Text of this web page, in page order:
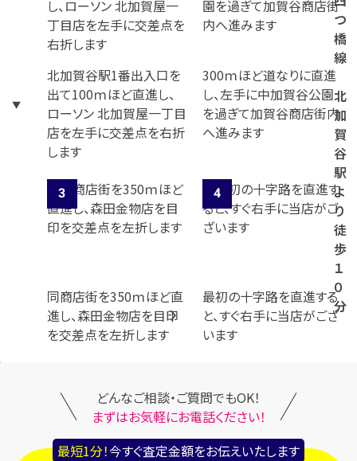
つ
橋
線
北
加
賀
谷
駅
よ
り
徒
歩
１
０
分
北加賀谷駅1番出入口を
出て100ｍほど直進し、
ローソン 北加賀屋一丁目
店を左手に交差点を右折
します
300ｍほど道なりに直進
し、左手に中加賀谷公園
を過ぎて加賀谷商店街内
へ進みます
同商店街を350ｍほど直
進し、森田金物店を目印
を交差点を左折します
最初の十字路を直進する
と、すぐ右手に当店がござ
います
どんなご相談・ご質問でもOK！
まずはお気軽にお電話ください！
最短1分！今すぐ査定金額をお伝えいたします